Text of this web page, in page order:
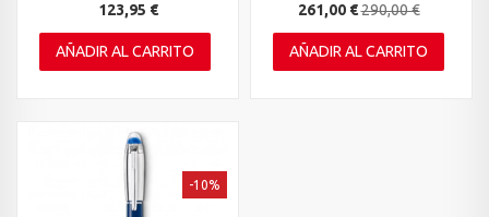
123,95 €
AÑADIR AL CARRITO
261,00 €290,00 €
AÑADIR AL CARRITO
-10%